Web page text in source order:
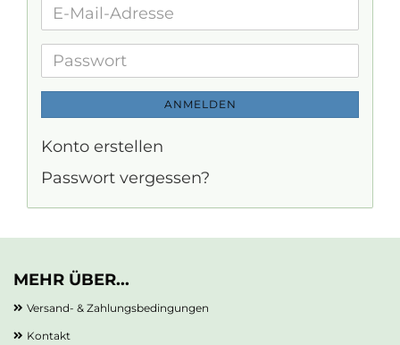
E-
Adresse
Passwort
ANMELDEN
Konto erstellen
Passwort vergessen?
MEHR ÜBER...
Versand- & Zahlungsbedingungen
Kontakt